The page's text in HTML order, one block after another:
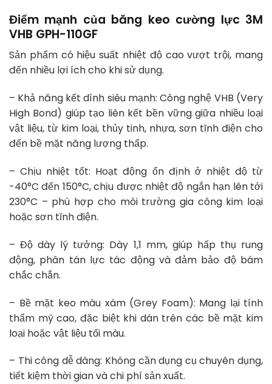
Điểm mạnh của băng keo cường lực 3M
VHB GPH-110GF
Sản phẩm có hiệu suất nhiệt độ cao vượt trội, mang
đến nhiều lợi ích cho khi sử dụng.
– Khả năng kết dính siêu mạnh: Công nghệ VHB (Very
High Bond) giúp tạo liên kết bền vững giữa nhiều loại
vật liệu, từ kim loại, thủy tinh, nhựa, sơn tĩnh điện cho
đến bề mặt năng lượng thấp.
– Chịu nhiệt tốt: Hoạt động ổn định ở nhiệt độ từ
-40°C đến 150°C, chịu được nhiệt độ ngắn hạn lên tới
230°C – phù hợp cho môi trường gia công kim loại
hoặc sơn tĩnh điện.
– Độ dày lý tưởng: Dày 1,1 mm, giúp hấp thụ rung
động, phân tán lực tác động và đảm bảo độ bám
chắc chắn.
– Bề mặt keo màu xám (Grey Foam): Mang lại tính
thẩm mỹ cao, đặc biệt khi dán trên các bề mặt kim
loại hoặc vật liệu tối màu.
– Thi công dễ dàng: Không cần dụng cụ chuyên dụng,
tiết kiệm thời gian và chi phí sản xuất.